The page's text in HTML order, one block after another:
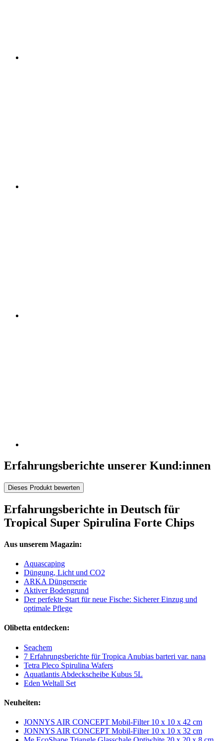
Erfahrungsberichte unserer Kund:innen
Dieses Produkt bewerten
Erfahrungsberichte in Deutsch für
Tropical Super Spirulina Forte Chips
Aus unserem Magazin:
Aquascaping
Düngung, Licht und CO2
ARKA Düngerserie
Aktiver Bodengrund
Der perfekte Start für neue Fische: Sicherer Einzug und
optimale Pflege
Olibetta entdecken:
Seachem
7 Erfahrungsberichte für Tropica Anubias barteri var. nana
Tetra Pleco Spirulina Wafers
Aquatlantis Abdeckscheibe Kubus 5L
Eden Weltall Set
Neuheiten:
JONNYS AIR CONCEPT Mobil-Filter 10 x 10 x 42 cm
JONNYS AIR CONCEPT Mobil-Filter 10 x 10 x 32 cm